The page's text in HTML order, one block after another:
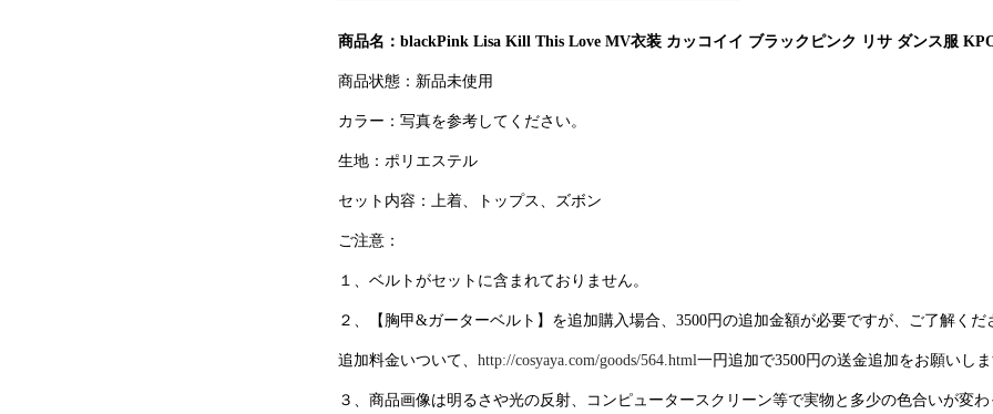
商品名：blackPink Lisa Kill This Love MV衣装 カッコイイ ブラックピンク リサ ダンス服
商品状態：新品未使用
カラー：写真を参考してください。
生地：ポリエステル
セット内容：上着、トップス、ズボン
ご注意：
１、ベルトがセットに含まれておりません。
２、【胸甲&ガーターベルト】を追加購入場合、3500円の追加金額が必要ですが、ご了解くだ
追加料金いついて、 http://cosyaya.com/goods/564.html一円追加で3500円の送金追加をお願いし
３、商品画像は明るさや光の反射、コンピュータースクリーン等で実物と多少の色合いが変